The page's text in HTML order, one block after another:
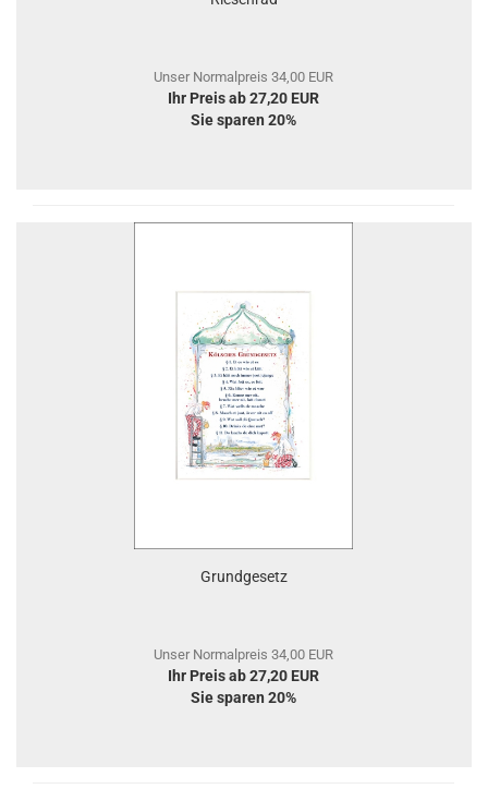
Unser Normalpreis 34,00 EUR
Ihr Preis ab 27,20 EUR
Sie sparen 20%
Grundgesetz
Unser Normalpreis 34,00 EUR
Ihr Preis ab 27,20 EUR
Sie sparen 20%